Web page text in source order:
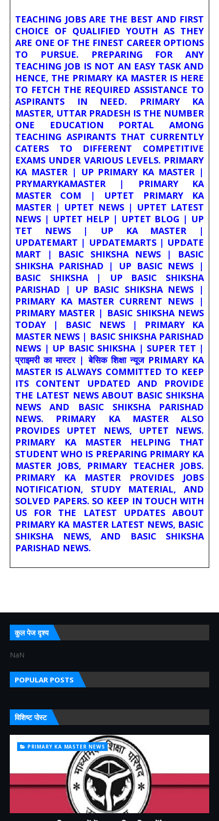
TEACHING JOBS ARE THE BEST AND FIRST
CHOICE OF QUALIFIED YOUTH AS THEY
ARE ONE OF THE FINEST CAREER OPTIONS
TO PURSUE. PREPARING FOR ANY
TEACHING JOB IS NOT AN EASY TASK AND
HENCE, THE PRIMARY KA MASTER IS HERE
TO FETCH THE REQUIRED ASSISTANCE TO
ASPIRANTS IN NEED. PRIMARY KA
MASTER, UTTAR PRADESH IS THE NUMBER
ONE EDUCATION PORTAL AMONG
TEACHING ASPIRANTS THAT CURRENTLY
CATERS TO DIFFERENT COMPETITIVE
EXAMS UNDER VARIOUS LEVELS. PRIMARY
KA MASTER | UP PRIMARY KA MASTER |
PRYMARYKAMASTER | PRIMARY KA
MASTER COM | UPTET PRIMARY KA
MASTER | UPTET NEWS | UPTET LATEST
NEWS | UPTET HELP | UPTET BLOG | UP
TET NEWS | UP KA MASTER |
UPDATEMART | UPDATEMARTS | UPDATE
MART | BASIC SHIKSHA NEWS | BASIC
SHIKSHA PARISHAD | UP BASIC NEWS |
BASIC SHIKSHA | UP BASIC SHIKSHA
PARISHAD | UP BASIC SHIKSHA NEWS |
PRIMARY KA MASTER CURRENT NEWS |
PRIMARY MASTER | BASIC SHIKSHA NEWS
TODAY | BASIC NEWS | PRIMARY KA
MASTER NEWS | BASIC SHIKSHA PARISHAD
NEWS | UP BASIC SHIKSHA | SUPER TET |
प्राइमरी का मास्टर | बेसिक शिक्षा न्यूज PRIMARY KA
MASTER IS ALWAYS COMMITTED TO KEEP
ITS CONTENT UPDATED AND PROVIDE
THE LATEST NEWS ABOUT BASIC SHIKSHA
NEWS AND BASIC SHIKSHA PARISHAD
NEWS. PRIMARY KA MASTER ALSO
PROVIDES UPTET NEWS, UPTET NEWS.
PRIMARY KA MASTER HELPING THAT
STUDENT WHO IS PREPARING PRIMARY KA
MASTER JOBS, PRIMARY TEACHER JOBS.
PRIMARY KA MASTER PROVIDES JOBS
NOTIFICATION, STUDY MATERIAL, AND
SOLVED PAPERS. SO KEEP IN TOUCH WITH
US FOR THE LATEST UPDATES ABOUT
PRIMARY KA MASTER LATEST NEWS, BASIC
SHIKSHA NEWS, AND BASIC SHIKSHA
PARISHAD NEWS.
कुल पेज दृश्य
NaN
POPULAR POSTS
विशिष्ट पोस्ट
PRIMARY KA MASTER NEWS